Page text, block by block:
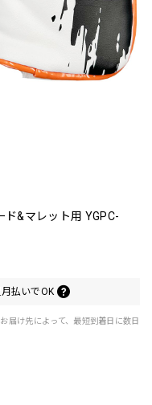
&マレット用 YGPC-
払いでOK
け先によって、最短到着日に数日